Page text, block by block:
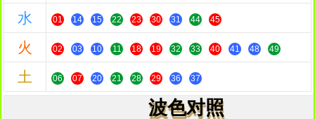
水 01 14 15 22 23 30 31 44 45
火 02 03 10 11 18 19 32 33 40 41 48 49
土 06 07 20 21 28 29 36 37
波色对照